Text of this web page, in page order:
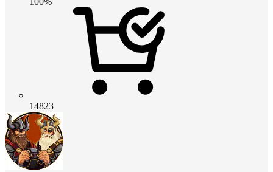
14823